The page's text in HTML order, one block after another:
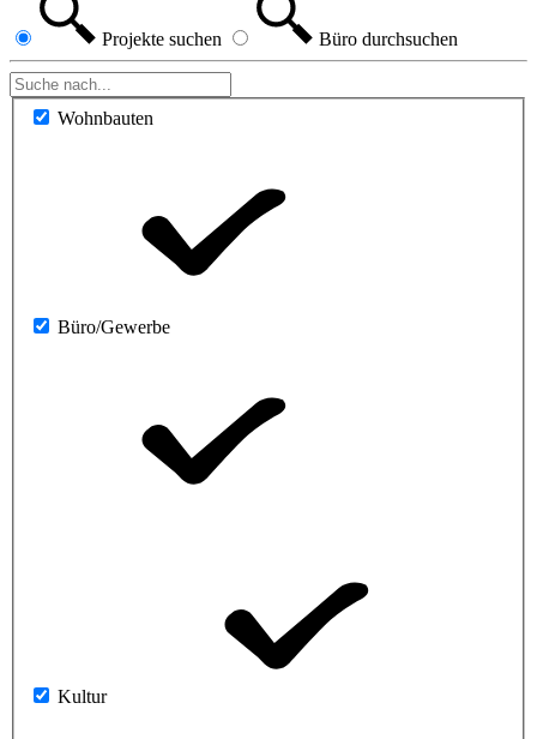
Projekte suchen Büro durchsuchen
Wohnbauten
Büro/Gewerbe
Kultur